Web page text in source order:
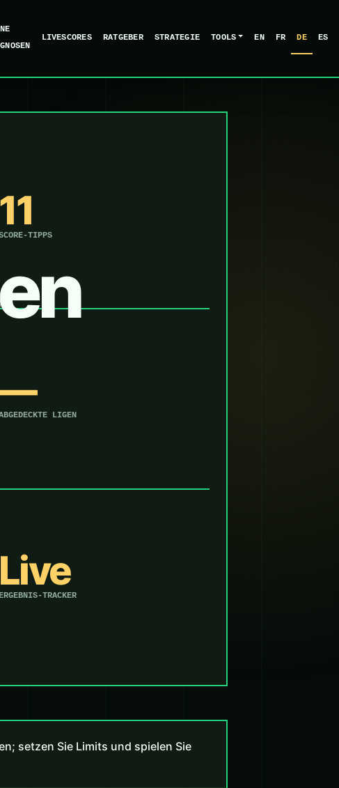
LIVESCORES RATGEBER STRATEGIE TOOLS EN FR DE ES
11
TIPPS
LIGEN
Live
TRACKER
setzen Sie Limits und spielen Sie